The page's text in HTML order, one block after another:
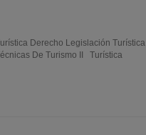
Derecho Legislación Turística
De Turismo II Turística